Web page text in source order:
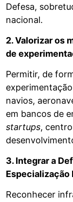
Defesa,
nacional.
2. Valorizar os
de
Permitir, de
navios,
em bancos de
startups,
3. Integrar a
Reconhecer